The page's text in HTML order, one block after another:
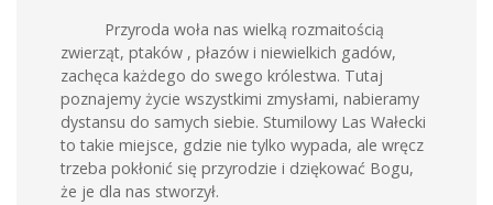
Przyroda woła nas wielką rozmaitością
zwierząt, ptaków , płazów i niewielkich gadów,
zachęca każdego do swego królestwa. Tutaj
poznajemy życie wszystkimi zmysłami, nabieramy
dystansu do samych siebie. Stumilowy Las Wałecki
to takie miejsce, gdzie nie tylko wypada, ale wręcz
trzeba pokłonić się przyrodzie i dziękować Bogu,
że je dla nas stworzył.